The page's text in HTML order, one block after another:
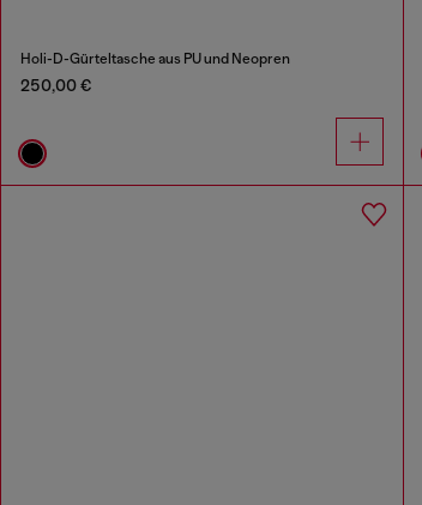
Holi-D-Gürteltasche aus PU und Neopren
250,00 €